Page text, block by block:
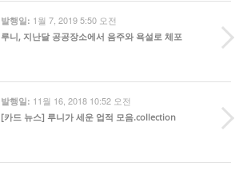
발행일: 1월 7, 2019 5:50 오전
루니, 지난달 공공장소에서 음주와 욕설로 체포
발행일: 11월 16, 2018 10:52 오전
[카드 뉴스] 루니가 세운 업적 모음.collection